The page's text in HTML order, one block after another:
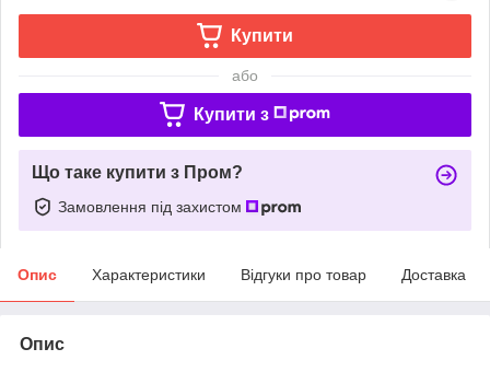
Купити
або
Купити з
Що таке купити з Пром?
Замовлення під захистом
Опис Характеристики Відгуки про товар Доставка
Опис